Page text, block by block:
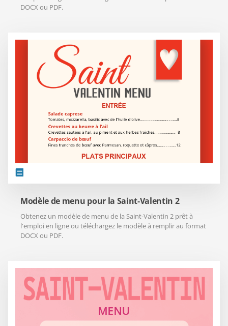
DOCX ou PDF.
Modèle de menu pour la Saint-Valentin 2
Obtenez un modèle de menu de la Saint-Valentin 2 prêt à
l'emploi en ligne ou téléchargez le modèle à remplir au format
DOCX ou PDF.